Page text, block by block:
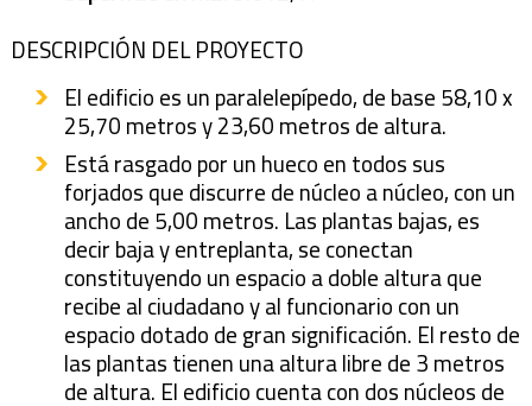
DESCRIPCIÓN DEL PROYECTO
El edificio es un paralelepípedo, de base 58,10 x
25,70 metros y 23,60 metros de altura.
Está rasgado por un hueco en todos sus
forjados que discurre de núcleo a núcleo, con un
ancho de 5,00 metros. Las plantas bajas, es
decir baja y entreplanta, se conectan
constituyendo un espacio a doble altura que
recibe al ciudadano y al funcionario con un
espacio dotado de gran significación. El resto de
las plantas tienen una altura libre de 3 metros
de altura. El edificio cuenta con dos núcleos de